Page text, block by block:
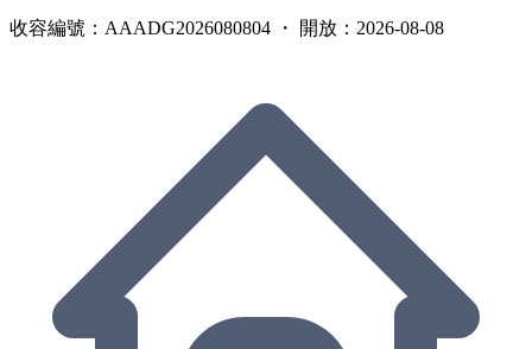
收容編號：AAADG2026080804 ・ 開放：2026-08-08